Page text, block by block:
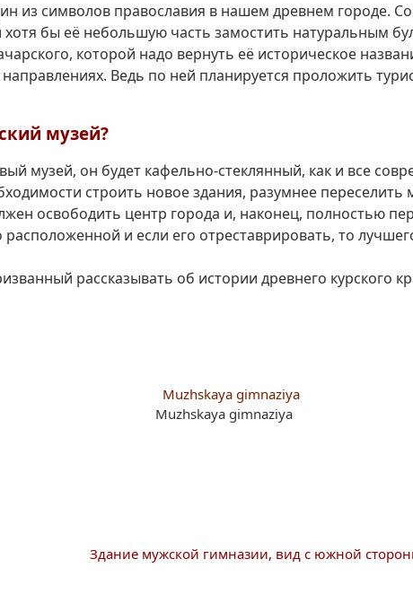
из символов православия в нашем древнем городе.
бы её небольшую часть замостить натуральным
которой надо вернуть её историческое
Ведь по ней планируется проложить
музей?
музей, он будет кафельно-стеклянный, как и все
строить новое здания, разумнее
освободить центр города и, наконец, полностью
и если его отреставрировать, то
рассказывать об истории древнего курского
Muzhskaya gimnaziya
Здание мужской гимназии, вид с южной